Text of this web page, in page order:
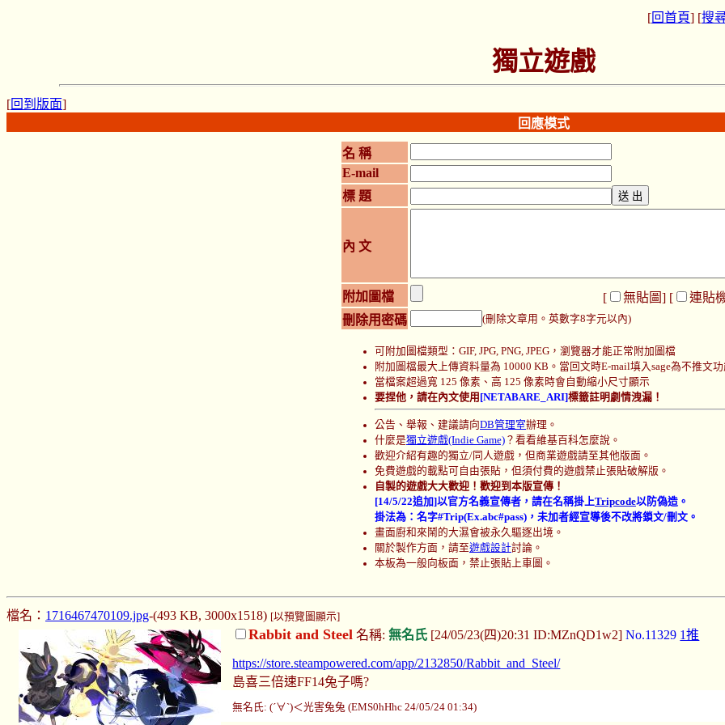
[回首頁] [搜
獨立遊戲
[回到版面]
回應模式
名 稱
E-mail
標 題
內 文
附加圖檔 [ 無貼圖] [
連貼
刪除用密碼
(刪除文章用。英數字8字元以內)
可附加圖檔類型：GIF, JPG, PNG, JPEG，瀏覽器才能正常附加圖檔
附加圖檔最大上傳資料量為 10000 KB。當回文時E-mail填入sage為不推文
當檔案超過寬 125 像素、高 125 像素時會自動縮小尺寸顯示
要捏他，請在內文使用 [NETABARE_ARI]標籤註明劇情洩漏！
公告、舉報、建議請向DB管理室辦理。
什麼是獨立遊戲(Indie Game) ？看看維基百科怎麼說。
歡迎介紹有趣的獨立/同人遊戲，但商業遊戲請至其他版面。
免費遊戲的載點可自由張貼，但須付費的遊戲禁止張貼破解版。
自製的遊戲大大歡迎！歡迎到本版宣傳！
[14/5/22追加]以官方名義宣傳者，請在名稱掛上Tripcode以防偽造。
掛法為：名字#Trip(Ex.abc#pass)，未加者經宣導後不改將鎖文/刪文。
畫面廚和來鬧的大濕會被永久驅逐出境。
關於製作方面，請至遊戲設計討論。
本板為一般向板面，禁止張貼上車圖。
檔名： 1716467470109.jpg-(493 KB, 3000x1518) [以預覽圖顯示]
Rabbit and Steel 名稱:無名氏 [24/05/23(四)20:31 ID:MZnQD1w2]No.11329 1推
https://store.steampowered.com/app/2132850/Rabbit_and_Steel/
島喜三倍速FF14兔子嗎?
無名氏: (´∀`)＜光害兔兔 (EMS0hHhc 24/05/24 01:34)